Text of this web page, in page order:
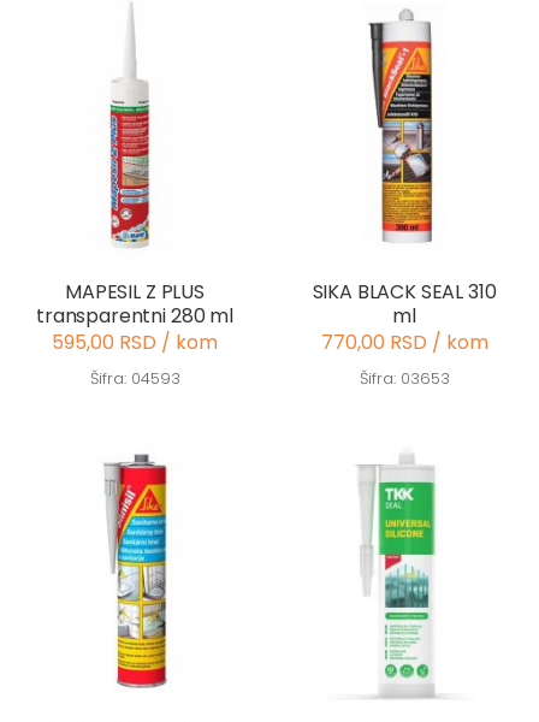
MAPESIL Z PLUS
transparentni 280 ml
595,00 RSD / kom
Šifra: 04593
SIKA BLACK SEAL 310
ml
770,00 RSD / kom
Šifra: 03653